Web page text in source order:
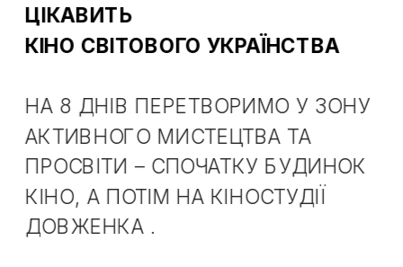
ЦІКАВИТЬ
КІНО СВІТОВОГО УКРАЇНСТВА
НА 8 ДНІВ ПЕРЕТВОРИМО У ЗОНУ
АКТИВНОГО МИСТЕЦТВА ТА
ПРОСВІТИ – СПОЧАТКУ БУДИНОК
КІНО, А ПОТІМ НА КІНОСТУДІЇ
ДОВЖЕНКА .